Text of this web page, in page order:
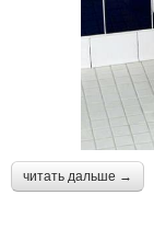
читать дальше →